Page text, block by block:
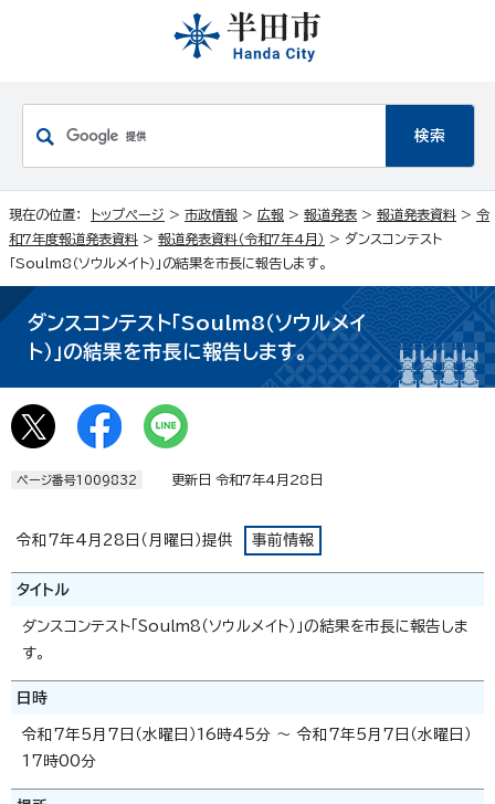
現在の位置： トップページ > 市政情報 > 広報 > 報道発表 > 報道発表資料 > 令
和7年度報道発表資料 > 報道発表資料（令和7年4月） > ダンスコンテスト
「Soulm8（ソウルメイト）」の結果を市長に報告します。
ダンスコンテスト「Soulm8（ソウルメイ
ト）」の結果を市長に報告します。
ページ番号1009832 更新日 令和7年4月28日
令和7年4月28日（月曜日）提供 事前情報
タイトル
ダンスコンテスト「Soulm8（ソウルメイト）」の結果を市長に報告しま
す。
日時
令和7年5月7日（水曜日）16時45分 ～ 令和7年5月7日（水曜日）
17時00分